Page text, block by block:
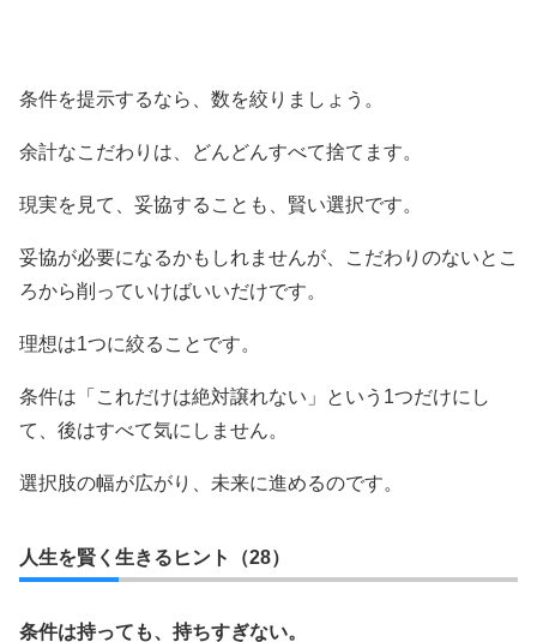
条件を提示するなら、数を絞りましょう。
余計なこだわりは、どんどんすべて捨てます。
現実を見て、妥協することも、賢い選択です。
妥協が必要になるかもしれませんが、こだわりのないとこ
ろから削っていけばいいだけです。
理想は1つに絞ることです。
条件は「これだけは絶対譲れない」という1つだけにし
て、後はすべて気にしません。
選択肢の幅が広がり、未来に進めるのです。
人生を賢く生きるヒント（28）
条件は持っても、持ちすぎない。